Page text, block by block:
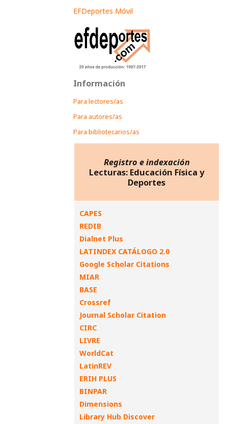
EFDeportes Móvil
Información
Para lectores/as
Para autores/as
Para bibliotecarios/as
Registro e indexación
Lecturas: Educación Física y
Deportes
CAPES
REDIB
Dialnet Plus
LATINDEX CATÁLOGO 2.0
Google Scholar Citations
MIAR
BASE
Crossref
Journal Scholar Citation
CIRC
LIVRE
WorldCat
LatinREV
ERIH PLUS
BINPAR
Dimensions
Library Hub Discover